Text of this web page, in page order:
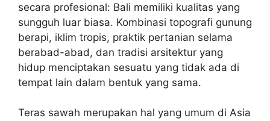
secara profesional: Bali memiliki kualitas yang
sungguh luar biasa. Kombinasi topografi gunung
berapi, iklim tropis, praktik pertanian selama
berabad-abad, dan tradisi arsitektur yang
hidup menciptakan sesuatu yang tidak ada di
tempat lain dalam bentuk yang sama.
Teras sawah merupakan hal yang umum di Asia